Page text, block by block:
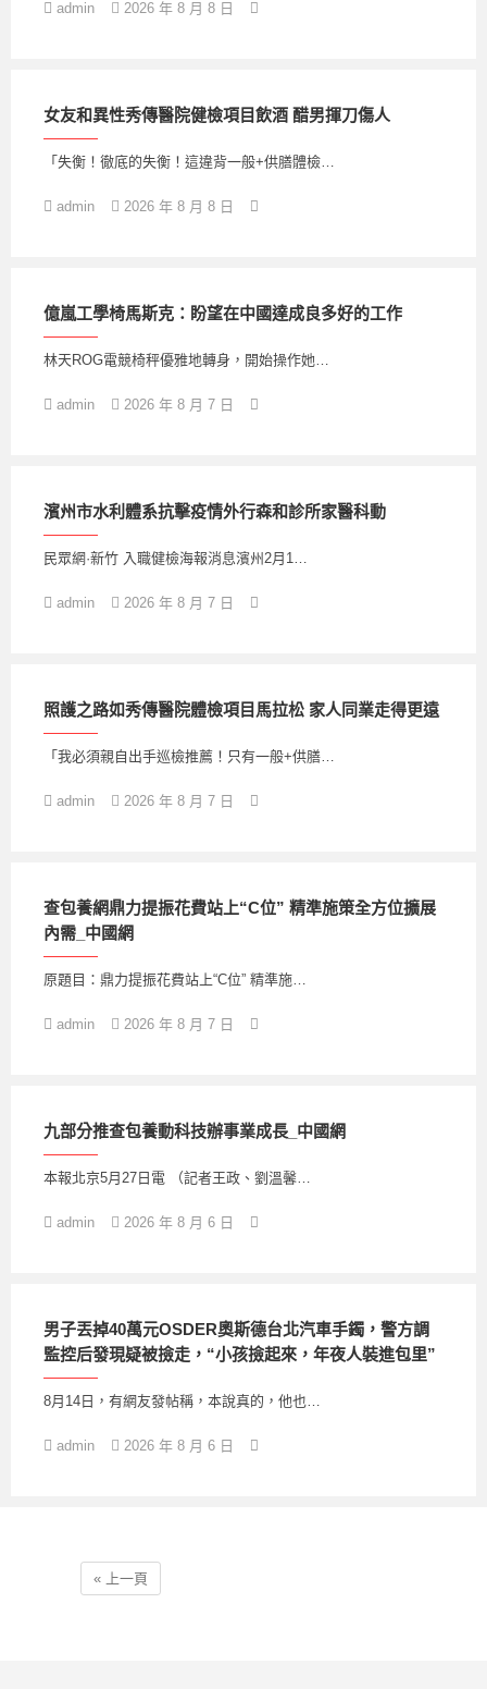
admin 2026 年 8 月 8 日
女友和異性秀傳醫院健檢項目飲酒 醋男揮刀傷人
「失衡！徹底的失衡！這違背一般+供膳體檢…
admin 2026 年 8 月 8 日
億嵐工學椅馬斯克：盼望在中國達成良多好的工作
林天ROG電競椅秤優雅地轉身，開始操作她…
admin 2026 年 8 月 7 日
濱州市水利體系抗擊疫情外行森和診所家醫科動
民眾網·新竹 入職健檢海報消息濱州2月1…
admin 2026 年 8 月 7 日
照護之路如秀傳醫院體檢項目馬拉松 家人同業走得更遠
「我必須親自出手巡檢推薦！只有一般+供膳…
admin 2026 年 8 月 7 日
查包養網鼎力提振花費站上“C位” 精準施策全方位擴展
內需_中國網
原題目：鼎力提振花費站上“C位” 精準施…
admin 2026 年 8 月 7 日
九部分推查包養動科技辦事業成長_中國網
本報北京5月27日電 （記者王政、劉溫馨…
admin 2026 年 8 月 6 日
男子丟掉40萬元OSDER奧斯德台北汽車手鐲，警方調
監控后發現疑被撿走，“小孩撿起來，年夜人裝進包里”
8月14日，有網友發帖稱，本說真的，他也…
admin 2026 年 8 月 6 日
« 上一頁